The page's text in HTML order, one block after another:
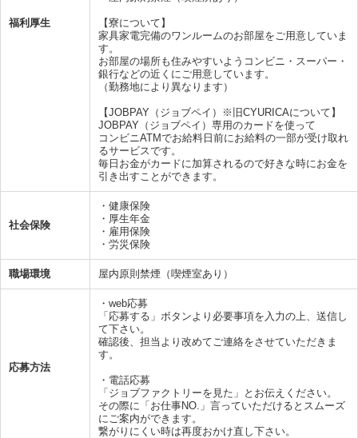
福利厚生
【寮について】
家具家電完備のワンルームのお部屋をご用意していま
す。
お部屋の場所も住みやすいようコンビニ・スーパー・
銀行などの近くにご用意しています。
（勤務地により異なります）
【JOBPAY（ジョブペイ）※旧CYURICAについて】
JOBPAY（ジョブペイ）専用のカードを使って
コンビニATMでお給料日前にお給料の一部が受け取れ
るサービスです。
毎日お金がカードに加算されるので好きな時にお金を
引き出すことができます。
社会保険
・健康保険
・厚生年金
・雇用保険
・労災保険
職場環境 屋内原則禁煙（喫煙室あり）
応募方法
・web応募
「応募する」ボタンより必要事項を入力の上、送信し
て下さい。
確認後、担当より改めてご連絡をさせていただきま
す。
・電話応募
「ジョブファクトリーを見た」とお伝えください。
その際に「お仕事NO.」言っていただけるとスムーズ
にご案内ができます。
繋がりにくい時は再度おかけ直し下さい。